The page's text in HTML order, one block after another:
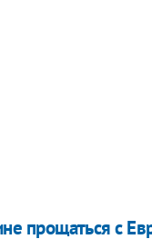
прощаться с